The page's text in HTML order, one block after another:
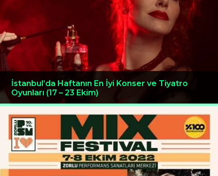
İstanbul’da Haftanın En İyi Konser ve Tiyatro
Oyunları (17 – 23 Ekim)